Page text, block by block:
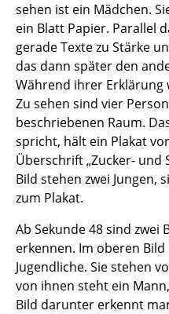
sehen ist ein Mädchen.
ein Blatt Papier. Parallel
gerade Texte zu Stärke
das dann später den
Während ihrer Erklärung
Zu sehen sind vier
beschriebenen Raum.
spricht, hält ein Plakat
Überschrift „Zucker- und
Bild stehen zwei Jungen,
zum Plakat.
Ab Sekunde 48 sind zwei
erkennen. Im oberen
Jugendliche. Sie stehen
von ihnen steht ein
Bild darunter erkennt